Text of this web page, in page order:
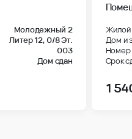
Молодежный 2
Литер 12, 0/8 Эт.
003
Дом сдан
Жилой
Дом и
Номер
Срок
1